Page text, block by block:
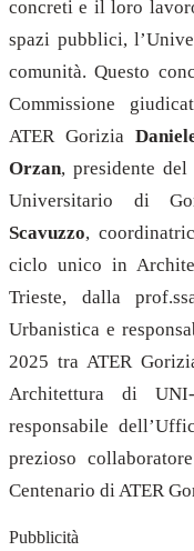
concreti e il loro
spazi pubblici,
comunità. Questo
Commissione
ATER Gorizia
Orzan, presidente
Universitario di
Scavuzzo,
ciclo unico in
Trieste, dalla
Urbanistica e
2025 tra ATER
Architettura di
responsabile
prezioso
Centenario di ATER
Pubblicità